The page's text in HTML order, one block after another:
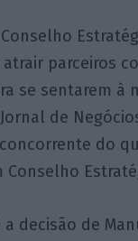
parceiros
se sentarem
de
do
Conselho
a decisão de